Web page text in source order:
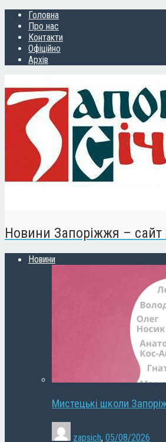
Головна
Про нас
Контакти
Офіційно
Архів
Новини Запоріжжя – сайт
Новини
Мистецькі школи
zapsich, 05/08/2026